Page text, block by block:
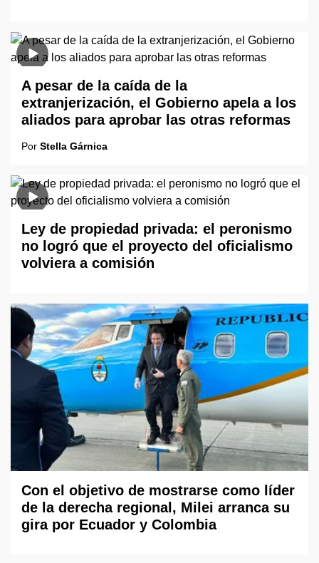
A pesar de la caída de la
extranjerización, el Gobierno apela a los
aliados para aprobar las otras reformas
Por Stella Gárnica
Ley de propiedad privada: el peronismo
no logró que el proyecto del oficialismo
volviera a comisión
Con el objetivo de mostrarse como líder
de la derecha regional, Milei arranca su
gira por Ecuador y Colombia